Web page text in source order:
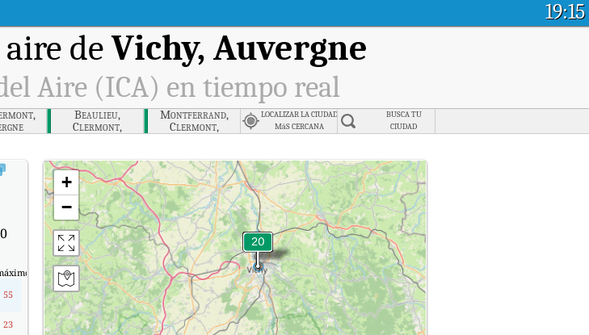
19:15
deVichy, Auvergne
Aire (ICA) en tiempo real
Beaulieu,
Clermont,
Auvergne
Montferrand,
Clermont,
Auvergne
LOCALIZAR LA CIUDAD
MáS CERCANA
BUSCA TU
CIUDAD
en tiempo real.
55
23
+
−